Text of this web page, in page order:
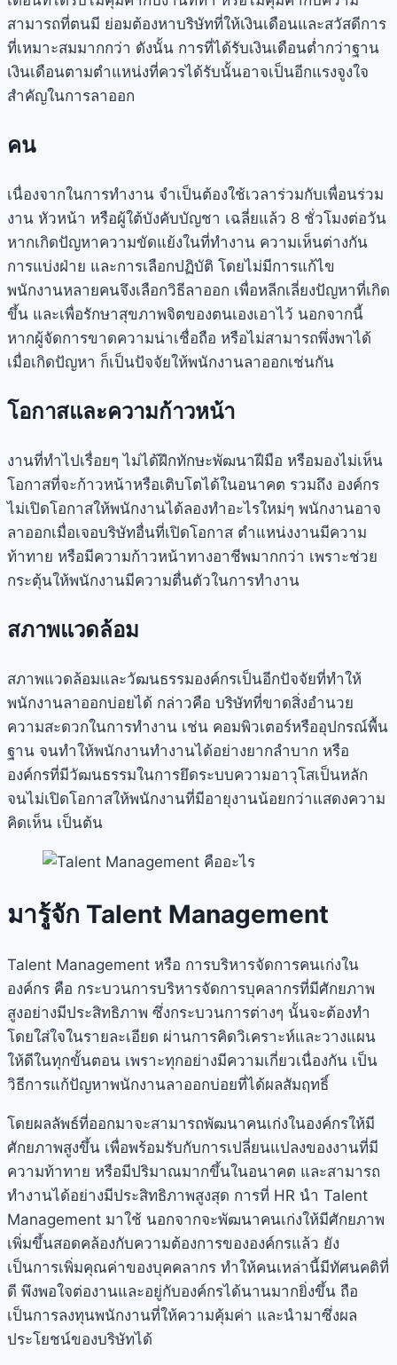
สามารถที่ตนมี ย่อมต้องหาบริษัทที่ให้เงินเดือนและสวัสดีการ
ที่เหมาะสมมากกว่า ดังนั้น การที่ได้รับเงินเดือนต่ำกว่าฐาน
เงินเดือนตามตำแหน่งที่ควรได้รับนั้นอาจเป็นอีกแรงจูงใจ
สำคัญในการลาออก
คน
เนื่องจากในการทำงาน จำเป็นต้องใช้เวลาร่วมกับเพื่อนร่วม
งาน หัวหน้า หรือผู้ใต้บังคับบัญชา เฉลี่ยแล้ว 8 ชั่วโมงต่อวัน
หากเกิดปัญหาความขัดแย้งในที่ทำงาน ความเห็นต่างกัน
การแบ่งฝ่าย และการเลือกปฏิบัติ โดยไม่มีการแก้ไข
พนักงานหลายคนจึงเลือกวิธีลาออก เพื่อหลีกเลี่ยงปัญหาที่เกิด
ขึ้น และเพื่อรักษาสุขภาพจิตของตนเองเอาไว้ นอกจากนี้
หากผู้จัดการขาดความน่าเชื่อถือ หรือไม่สามารถพึ่งพาได้
เมื่อเกิดปัญหา ก็เป็นปัจจัยให้พนักงานลาออกเช่นกัน
โอกาสและความก้าวหน้า
งานที่ทำไปเรื่อยๆ ไม่ได้ฝึกทักษะพัฒนาฝีมือ หรือมองไม่เห็น
โอกาสที่จะก้าวหน้าหรือเติบโตได้ในอนาคต รวมถึง องค์กร
ไม่เปิดโอกาสให้พนักงานได้ลองทำอะไรใหม่ๆ พนักงานอาจ
ลาออกเมื่อเจอบริษัทอื่นที่เปิดโอกาส ตำแหน่งงานมีความ
ท้าทาย หรือมีความก้าวหน้าทางอาชีพมากกว่า เพราะช่วย
กระตุ้นให้พนักงานมีความตื่นตัวในการทำงาน
สภาพแวดล้อม
สภาพแวดล้อมและวัฒนธรรมองค์กรเป็นอีกปัจจัยที่ทำให้
พนักงานลาออกบ่อยได้ กล่าวคือ บริษัทที่ขาดสิ่งอำนวย
ความสะดวกในการทำงาน เช่น คอมพิวเตอร์หรืออุปกรณ์พื้น
ฐาน จนทำให้พนักงานทำงานได้อย่างยากลำบาก หรือ
องค์กรที่มีวัฒนธรรมในการยึดระบบความอาวุโสเป็นหลัก
จนไม่เปิดโอกาสให้พนักงานที่มีอายุงานน้อยกว่าแสดงความ
คิดเห็น เป็นต้น
มารู้จัก Talent Management
Talent Management หรือ การบริหารจัดการคนเก่งใน
องค์กร คือ กระบวนการบริหารจัดการบุคลากรที่มีศักยภาพ
สูงอย่างมีประสิทธิภาพ ซึ่งกระบวนการต่างๆ นั้นจะต้องทำ
โดยใส่ใจในรายละเอียด ผ่านการคิดวิเคราะห์และวางแผน
ให้ดีในทุกขั้นตอน เพราะทุกอย่างมีความเกี่ยวเนื่องกัน เป็น
วิธีการแก้ปัญหาพนักงานลาออกบ่อยที่ได้ผลสัมฤทธิ์
โดยผลลัพธ์ที่ออกมาจะสามารถพัฒนาคนเก่งในองค์กรให้มี
ศักยภาพสูงขึ้น เพื่อพร้อมรับกับการเปลี่ยนแปลงของงานที่มี
ความท้าทาย หรือมีปริมาณมากขึ้นในอนาคต และสามารถ
ทำงานได้อย่างมีประสิทธิภาพสูงสุด การที่ HR นำ Talent
Management มาใช้ นอกจากจะพัฒนาคนเก่งให้มีศักยภาพ
เพิ่มขึ้นสอดคล้องกับความต้องการขององค์กรแล้ว ยัง
เป็นการเพิ่มคุณค่าของบุคคลากร ทำให้คนเหล่านี้มีทัศนคติที่
ดี พึงพอใจต่องานและอยู่กับองค์กรได้นานมากยิ่งขึ้น ถือ
เป็นการลงทุนพนักงานที่ให้ความคุ้มค่า และนำมาซึ่งผล
ประโยชน์ของบริษัทได้